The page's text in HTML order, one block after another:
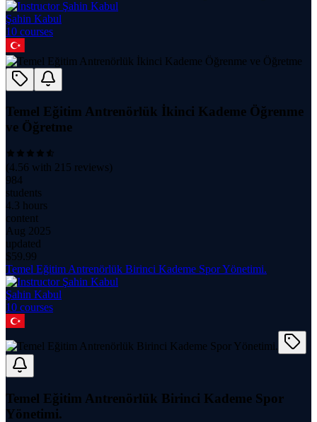
Şahin Kabul
10 courses
Temel Eğitim Antrenörlük İkinci Kademe Öğrenme
ve Öğretme
(4.56 with 215 reviews)
984
students
4.3 hours
content
Aug 2025
updated
$59.99
Temel Eğitim Antrenörlük Birinci Kademe Spor Yönetimi.
Şahin Kabul
10 courses
Temel Eğitim Antrenörlük Birinci Kademe Spor
Yönetimi.